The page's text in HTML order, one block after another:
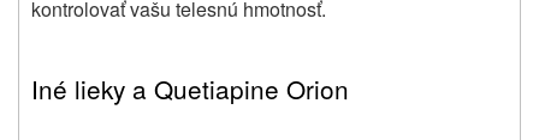
kontrolovať vašu telesnú hmotnosť.
Iné lieky a Quetiapine Orion